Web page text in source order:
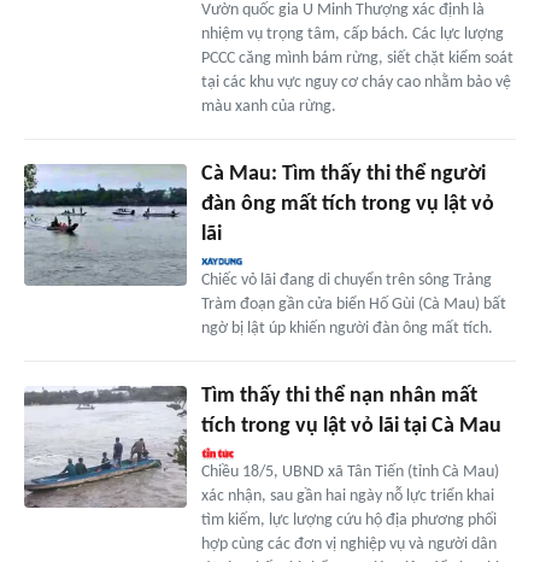
Vườn quốc gia U Minh Thượng xác định là
nhiệm vụ trọng tâm, cấp bách. Các lực lượng
PCCC căng mình bám rừng, siết chặt kiểm soát
tại các khu vực nguy cơ cháy cao nhằm bảo vệ
màu xanh của rừng.
Cà Mau: Tìm thấy thi thể người
đàn ông mất tích trong vụ lật vỏ
lãi
Chiếc vỏ lãi đang di chuyển trên sông Trảng
Tràm đoạn gần cửa biển Hố Gùi (Cà Mau) bất
ngờ bị lật úp khiến người đàn ông mất tích.
Tìm thấy thi thể nạn nhân mất
tích trong vụ lật vỏ lãi tại Cà Mau
Chiều 18/5, UBND xã Tân Tiến (tỉnh Cà Mau)
xác nhận, sau gần hai ngày nỗ lực triển khai
tìm kiếm, lực lượng cứu hộ địa phương phối
hợp cùng các đơn vị nghiệp vụ và người dân